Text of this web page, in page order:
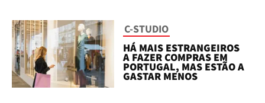
C-STUDIO
HÁ MAIS ESTRANGEIROS
A FAZER COMPRAS EM
PORTUGAL, MAS ESTÃO A
GASTAR MENOS